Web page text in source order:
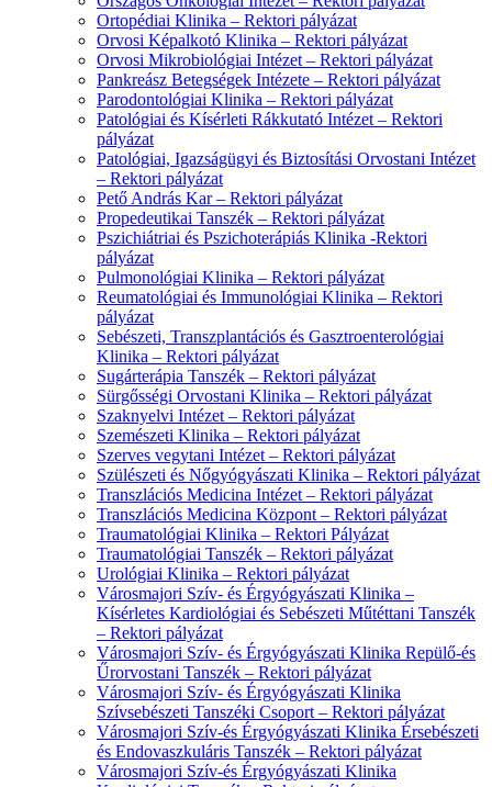
Ortopédiai Klinika – Rektori pályázat
Orvosi Képalkotó Klinika – Rektori pályázat
Orvosi Mikrobiológiai Intézet – Rektori pályázat
Pankreász Betegségek Intézete – Rektori pályázat
Parodontológiai Klinika – Rektori pályázat
Patológiai és Kísérleti Rákkutató Intézet – Rektori
pályázat
Patológiai, Igazságügyi és Biztosítási Orvostani Intézet
– Rektori pályázat
Pető András Kar – Rektori pályázat
Propedeutikai Tanszék – Rektori pályázat
Pszichiátriai és Pszichoterápiás Klinika -Rektori
pályázat
Pulmonológiai Klinika – Rektori pályázat
Reumatológiai és Immunológiai Klinika – Rektori
pályázat
Sebészeti, Transzplantációs és Gasztroenterológiai
Klinika – Rektori pályázat
Sugárterápia Tanszék – Rektori pályázat
Sürgősségi Orvostani Klinika – Rektori pályázat
Szaknyelvi Intézet – Rektori pályázat
Szemészeti Klinika – Rektori pályázat
Szerves vegytani Intézet – Rektori pályázat
Szülészeti és Nőgyógyászati Klinika – Rektori pályázat
Transzlációs Medicina Intézet – Rektori pályázat
Transzlációs Medicina Központ – Rektori pályázat
Traumatológiai Klinika – Rektori Pályázat
Traumatológiai Tanszék – Rektori pályázat
Urológiai Klinika – Rektori pályázat
Városmajori Szív- és Érgyógyászati Klinika –
Kísérletes Kardiológiai és Sebészeti Műtéttani Tanszék
– Rektori pályázat
Városmajori Szív- és Érgyógyászati Klinika Repülő-és
Űrorvostani Tanszék – Rektori pályázat
Városmajori Szív- és Érgyógyászati Klinika
Szívsebészeti Tanszéki Csoport – Rektori pályázat
Városmajori Szív-és Érgyógyászati Klinika Érsebészeti
és Endovaszkuláris Tanszék – Rektori pályázat
Városmajori Szív-és Érgyógyászati Klinika